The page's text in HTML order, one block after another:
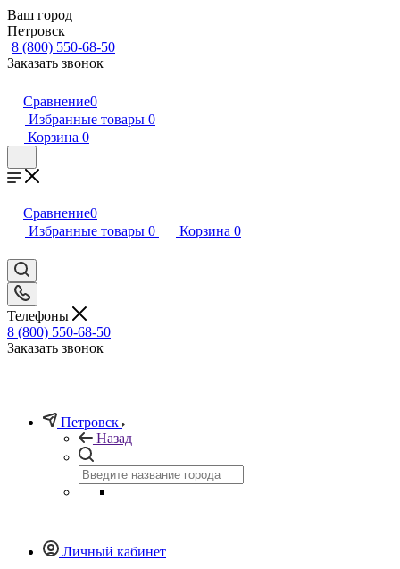
Ваш город
Петровск
8 (800) 550-68-50
Заказать звонок
Сравнение0
Избранные товары 0
Корзина 0
Сравнение0
Избранные товары 0 Корзина 0
Телефоны
8 (800) 550-68-50
Заказать звонок
Петровск
Назад
Личный кабинет